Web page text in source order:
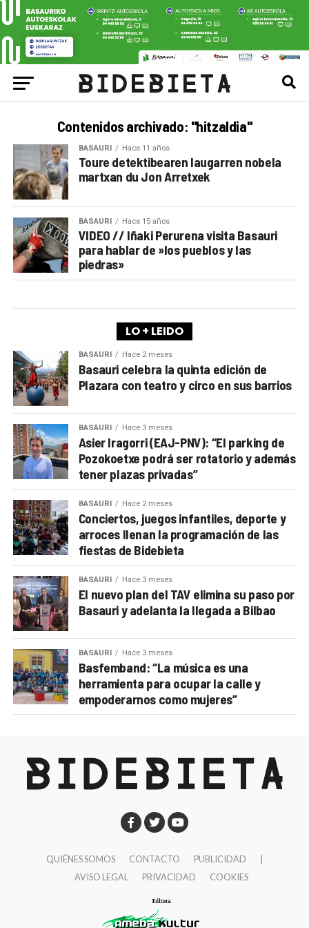
Contenidos archivado: "hitzaldia"
BASAURI Hace 11 años
Toure detektibearen laugarren nobela
martxan du Jon Arretxek
BASAURI Hace 15 años
VIDEO // Iñaki Perurena visita Basauri
para hablar de »los pueblos y las
piedras»
LO + LEIDO
BASAURI Hace 2 meses
Basauri celebra la quinta edición de
Plazara con teatro y circo en sus barrios
BASAURI Hace 3 meses
Asier Iragorri (EAJ-PNV): “El parking de
Pozokoetxe podrá ser rotatorio y además
tener plazas privadas”
BASAURI Hace 2 meses
Conciertos, juegos infantiles, deporte y
arroces llenan la programación de las
fiestas de Bidebieta
BASAURI Hace 3 meses
El nuevo plan del TAV elimina su paso por
Basauri y adelanta la llegada a Bilbao
BASAURI Hace 3 meses
Basfemband: “La música es una
herramienta para ocupar la calle y
empoderarnos como mujeres”
QUIÉNES SOMOS CONTACTO PUBLICIDAD
AVISO LEGAL
PRIVACIDAD COOKIES